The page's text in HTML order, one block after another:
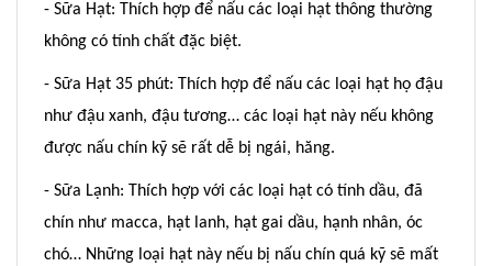
- Sữa Hạt: Thích hợp để nấu các loại hạt thông thường
không có tính chất đặc biệt.
- Sữa Hạt 35 phút: Thích hợp để nấu các loại hạt họ đậu
như đậu xanh, đậu tương… các loại hạt này nếu không
được nấu chín kỹ sẽ rất dễ bị ngái, hăng.
- Sữa Lạnh: Thích hợp với các loại hạt có tính dầu, đã
chín như macca, hạt lanh, hạt gai dầu, hạnh nhân, óc
chó… Những loại hạt này nếu bị nấu chín quá kỹ sẽ mất